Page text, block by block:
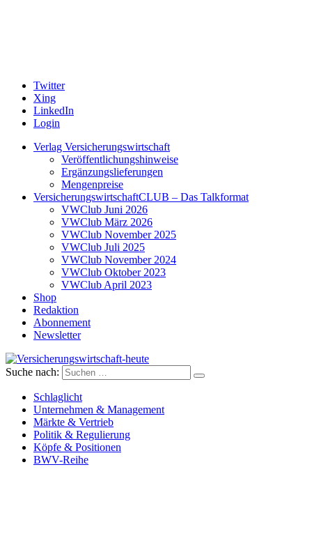
Twitter
Xing
LinkedIn
Login
Verlag Versicherungswirtschaft
Veröffentlichungshinweise
Ergänzungslieferungen
Mengenpreise
VersicherungswirtschaftCLUB – Das Talkformat
VWClub Juni 2026
VWClub März 2026
VWClub November 2025
VWClub Juli 2025
VWClub November 2024
VWClub Oktober 2023
VWClub April 2023
Shop
Redaktion
Abonnement
Newsletter
Versicherungswirtschaft-heute
Suche nach:
Schlaglicht
Unternehmen & Management
Märkte & Vertrieb
Politik & Regulierung
Köpfe & Positionen
BWV-Reihe